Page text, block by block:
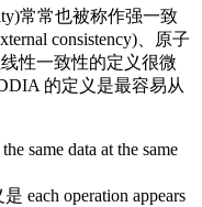
常常也被称作强一致
consistency)、原子
线性一致性的定义很微
的定义是最容易从
same data at the same
each operation appears